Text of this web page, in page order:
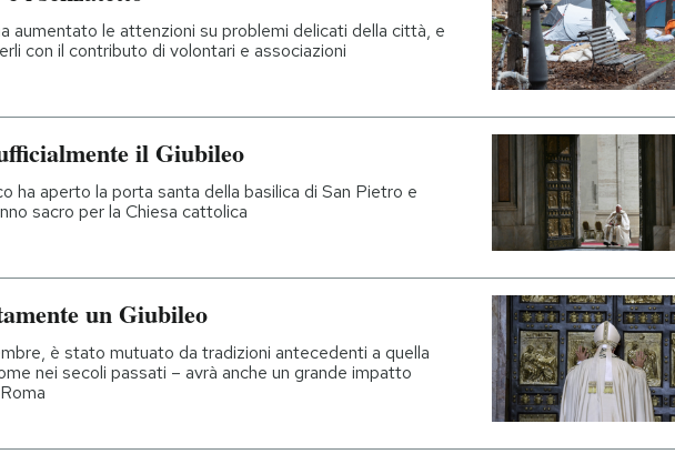
aumentato le attenzioni su problemi delicati della città, e
con il contributo di volontari e associazioni
il Giubileo
ha aperto la porta santa della basilica di San Pietro e
sacro per la Chiesa cattolica
un Giubileo
è stato mutuato da tradizioni antecedenti a quella
nei secoli passati – avrà anche un grande impatto